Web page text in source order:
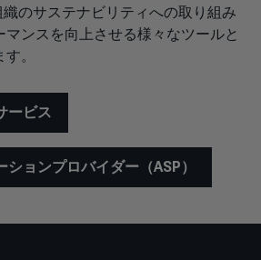
のサステナビリティへの取り組み
マンスを向上させる様々なツールと
。
ービス
ションプロバイダー（ASP）